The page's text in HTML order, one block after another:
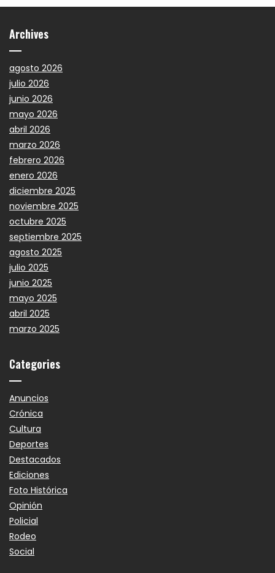
Archives
agosto 2026
julio 2026
junio 2026
mayo 2026
abril 2026
marzo 2026
febrero 2026
enero 2026
diciembre 2025
noviembre 2025
octubre 2025
septiembre 2025
agosto 2025
julio 2025
junio 2025
mayo 2025
abril 2025
marzo 2025
Categories
Anuncios
Crónica
Cultura
Deportes
Destacados
Ediciones
Foto Histórica
Opinión
Policial
Rodeo
Social